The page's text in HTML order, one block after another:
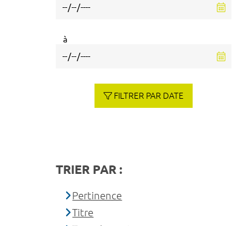
à
FILTRER PAR DATE
TRIER PAR :
Pertinence
Titre